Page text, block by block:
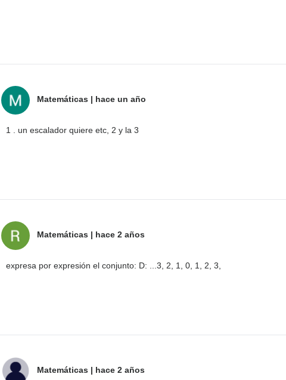
Matemáticas | hace un año
1 . un escalador quiere etc, 2 y la 3
Matemáticas | hace 2 años
expresa por expresión el conjunto: D: ...3, 2, 1, 0, 1, 2, 3,
Matemáticas | hace 2 años